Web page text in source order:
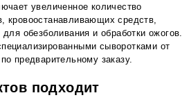
увеличенное количество
кровоостанавливающих средств,
для обезболивания и обработки ожогов.
сыворотками от
предварительному заказу.
подходит